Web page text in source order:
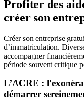
Profiter des
créer son
Créer son entreprise
d’immatriculation.
accompagner
période souvent critique
L’ACRE :
démarrer